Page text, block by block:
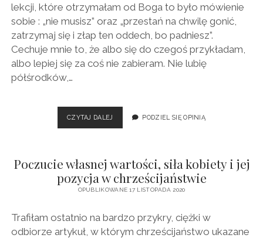
lekcji, które otrzymałam od Boga to było mówienie
sobie : „nie musisz” oraz „przestań na chwilę gonić,
zatrzymaj się i złap ten oddech, bo padniesz”.
Cechuje mnie to, że albo się do czegoś przykładam,
albo lepiej się za coś nie zabieram. Nie lubię
półśrodków,…
CZYTAJ DALEJ
KAJDANACH
PODZIEL SIĘ OPINIĄ
Poczucie własnej wartości, siła kobiety i jej
pozycja w chrześcijaństwie
OPUBLIKOWANE 17 LISTOPADA 2020
Trafiłam ostatnio na bardzo przykry, ciężki w
odbiorze artykuł, w którym chrześcijaństwo ukazane